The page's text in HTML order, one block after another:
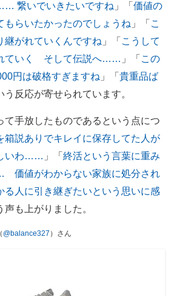
繋いでいきたいですね 」「 価値の
もらいたかったのでしょうね 」「 こ
継がれていくんですね 」「 こうして
ていく そして伝説へ…… 」「 この
円は破格すぎますね 」「 貴重品ば
う反応が寄せられています。
手放したものであるという点につ
箱説ありでキレイに保存してた人が
いわ…… 」「 終活という言葉に重み
価値がわからない家族に処分され
る人に引き継ぎたいという思いに感
声も上がりました。
@balance327 ）さん